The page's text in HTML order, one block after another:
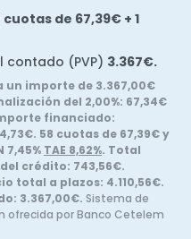
cuotas de 67,39€ + 1
contado (PVP) 3.367€.
importe de 3.367,00€
del 2,00%: 67,34€
financiado:
58 cuotas de 67,39€ y
7,45% TAE 8,62%. Total
crédito: 743,56€.
total a plazos: 4.110,56€.
3.367,00€. Sistema de
ofrecida por Banco Cetelem